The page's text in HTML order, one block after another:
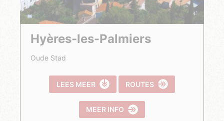
Hyères-les-Palmiers
Oude Stad
LEES MEER ROUTES
MEER INFO